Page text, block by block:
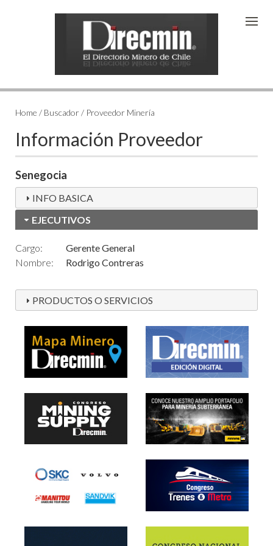
Home / Buscador / Proveedor Minería
Información Proveedor
Senegocia
INFO BASICA
EJECUTIVOS
Cargo:
Gerente General
Nombre:
Rodrigo Contreras
PRODUCTOS O SERVICIOS